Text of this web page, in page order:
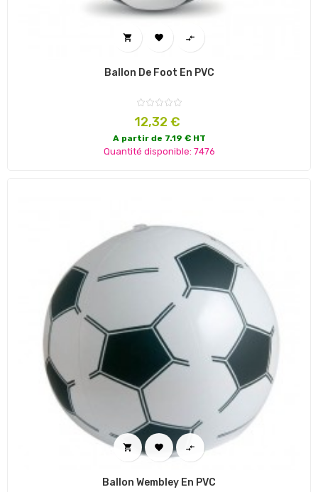
  
Ballon De Foot En PVC
Prix
12,32 €
A partir de 7.19 € HT
Quantité disponible: 7476
  
Ballon Wembley En PVC